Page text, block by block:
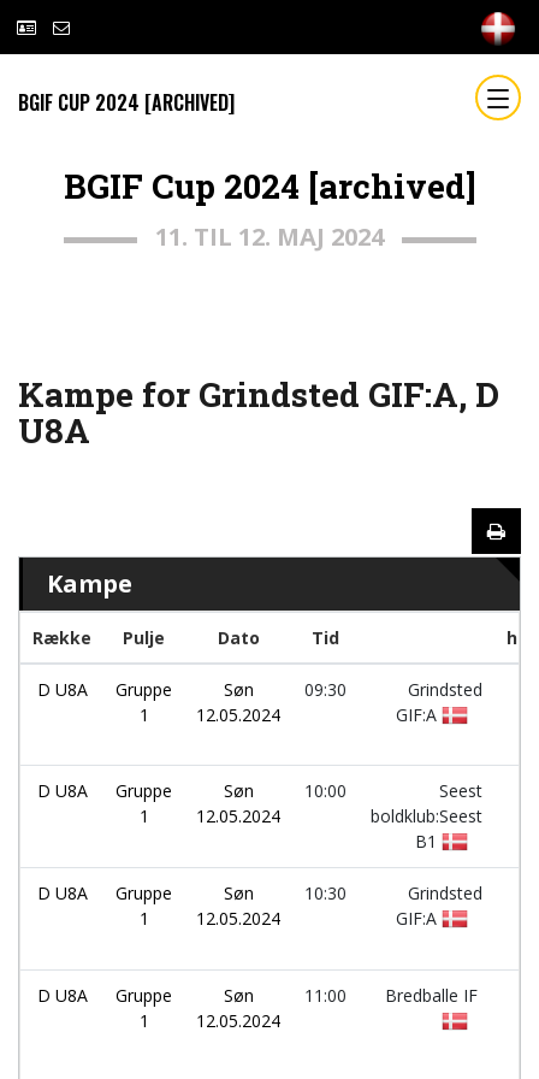
BGIF CUP 2024 [ARCHIVED]
BGIF Cup 2024 [archived]
11. TIL 12. MAJ 2024
Kampe for Grindsted GIF:A, D
U8A
Kampe
Række Pulje Dato Tid
D U8A
Gruppe
1
Søn
12.05.2024
09:30
Grindsted
GIF:A
D U8A
Gruppe
1
Søn
12.05.2024
10:00
Seest
boldklub:Seest
B1
D U8A
Gruppe
1
Søn
12.05.2024
10:30
Grindsted
GIF:A
D U8A
Gruppe
1
Søn
12.05.2024
11:00 Bredballe IF